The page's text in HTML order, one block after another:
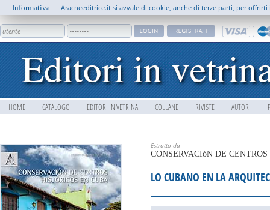
HOME CATALOGO EDITORI IN VETRINA COLLANE RIVISTE AUTORI
Informativa Aracneeditrice.it si avvale di cookie, anche di terze parti, per
Estratto da
CONSERVACIóN DE
LO CUBANO EN LA